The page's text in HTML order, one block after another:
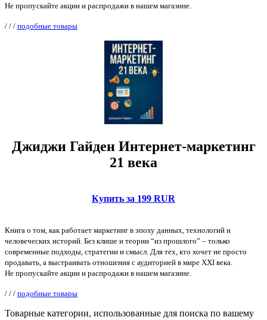
Не пропускайте акции и распродажи в нашем магазине.
/ / / подобные товары
Джиджи Гайден Интернет-маркетинг
21 века
Купить за 199 RUR
Книга о том, как работает маркетинг в эпоху данных, технологий и
человеческих историй. Без клише и теории “из прошлого” – только
современные подходы, стратегии и смысл. Для тех, кто хочет не просто
продавать, а выстраивать отношения с аудиторией в мире XXI века.
Не пропускайте акции и распродажи в нашем магазине.
/ / / подобные товары
Товарные категории, использованные для поиска по вашему